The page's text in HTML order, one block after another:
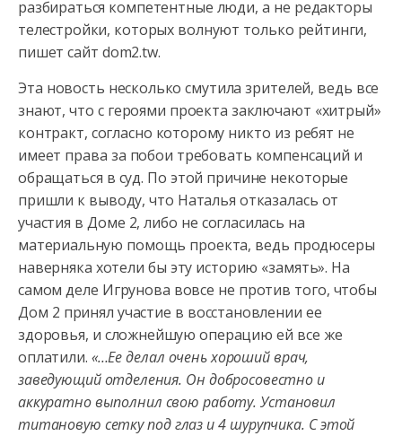
разбираться компетентные люди, а не редакторы
телестройки, которых волнуют только рейтинги,
пишет сайт dom2.tw.
Эта новость несколько смутила зрителей, ведь все
знают, что с героями проекта заключают «хитрый»
контракт, согласно которому никто из ребят не
имеет права за побои требовать компенсаций и
обращаться в суд. По этой причине некоторые
пришли к выводу, что Наталья отказалась от
участия в Доме 2, либо не согласилась на
материальную помощь проекта, ведь продюсеры
наверняка хотели бы эту историю «замять». На
самом деле Игрунова вовсе не против того, чтобы
Дом 2 принял участие в восстановлении ее
здоровья, и сложнейшую операцию ей все же
оплатили. «…Ее делал очень хороший врач,
заведующий отделения. Он добросовестно и
аккуратно выполнил свою работу. Установил
титановую сетку под глаз и 4 шурупчика. С этой